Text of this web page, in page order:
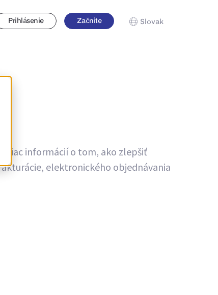
Prihlásenie Začnite Slovak
viac informácií o tom, ako zlepšiť
elektronického objednávania